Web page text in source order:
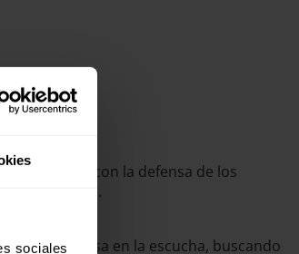
sociales
con la defensa de los
”.
se basa en la escucha, buscando